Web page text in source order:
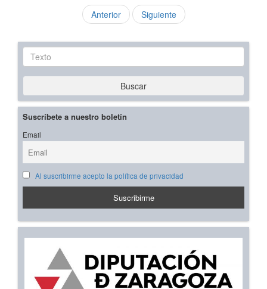
Anterior Siguiente
Texto
Buscar
Suscríbete a nuestro boletín
Email
Al suscribirme acepto la política de privacidad